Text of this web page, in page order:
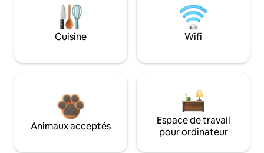
Cuisine Wifi
Animaux acceptés
Espace de travail
pour ordinateur